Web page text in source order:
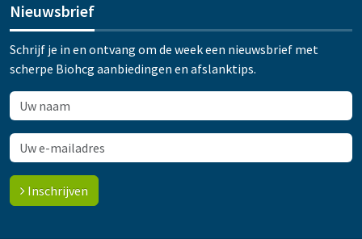
Nieuwsbrief
Schrijf je in en ontvang om de week een nieuwsbrief met
scherpe Biohcg aanbiedingen en afslanktips.
Inschrijven